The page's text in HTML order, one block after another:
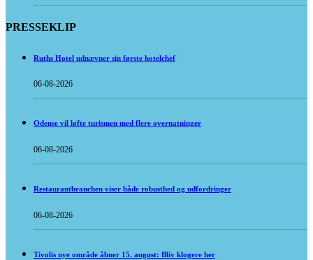
PRESSEKLIP
Ruths Hotel udnævner sin første hotelchef
06-08-2026
Odense vil løfte turismen med flere overnatninger
06-08-2026
Restaurantbranchen viser både robusthed og udfordringer
06-08-2026
Tivolis nye område åbner 15. august: Bliv klogere her